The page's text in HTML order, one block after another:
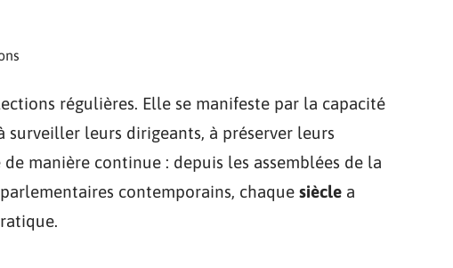
régulières. Elle se manifeste par la capacité
surveiller leurs dirigeants, à préserver leurs
de manière continue : depuis les assemblées de la
contemporains, chaque siècle a